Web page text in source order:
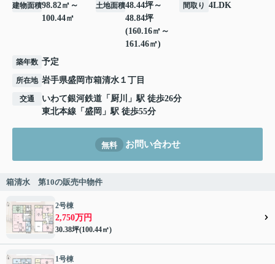
建物面積98.82㎡～
100.44㎡
土地面積48.44坪～
48.84坪
(160.16㎡～
161.46㎡)
間取り 4LDK
築年数 予定
所在地 岩手県盛岡市箱清水 １丁目
交通 いわて銀河鉄道 「 厨川
」駅 徒歩26分
東北本線 「 盛岡 」駅 徒歩55分
無料 お問い合わせ
箱清水 第10の販売中物件
2号棟
2,750万円
30.38坪(100.44㎡)
1号棟